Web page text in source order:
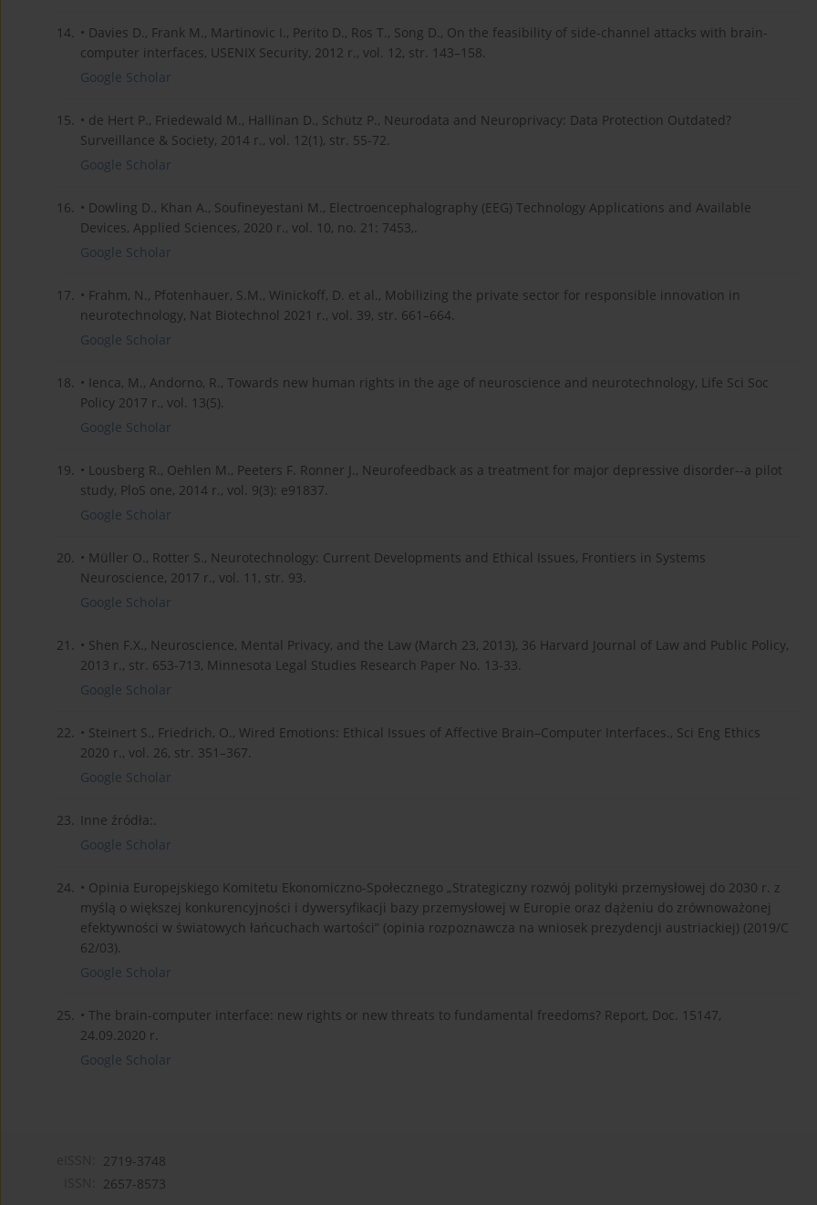
14. • Davies D., Frank M., Martinovic I., Perito D., Ros T., Song D., On the feasibility of side-channel attacks with brain-
computer interfaces, USENIX Security, 2012 r., vol. 12, str. 143–158.
Google Scholar
15. • de Hert P., Friedewald M., Hallinan D., Schütz P., Neurodata and Neuroprivacy: Data Protection Outdated?
Surveillance & Society, 2014 r., vol. 12(1), str. 55-72.
Google Scholar
16. • Dowling D., Khan A., Soufineyestani M., Electroencephalography (EEG) Technology Applications and Available
Devices, Applied Sciences, 2020 r., vol. 10, no. 21: 7453,.
Google Scholar
17. • Frahm, N., Pfotenhauer, S.M., Winickoff, D. et al., Mobilizing the private sector for responsible innovation in
neurotechnology, Nat Biotechnol 2021 r., vol. 39, str. 661–664.
Google Scholar
18. • Ienca, M., Andorno, R., Towards new human rights in the age of neuroscience and neurotechnology, Life Sci Soc
Policy 2017 r., vol. 13(5).
Google Scholar
19. • Lousberg R., Oehlen M., Peeters F. Ronner J., Neurofeedback as a treatment for major depressive disorder--a pilot
study, PloS one, 2014 r., vol. 9(3): e91837.
Google Scholar
20. • Müller O., Rotter S., Neurotechnology: Current Developments and Ethical Issues, Frontiers in Systems
Neuroscience, 2017 r., vol. 11, str. 93.
Google Scholar
21. • Shen F.X., Neuroscience, Mental Privacy, and the Law (March 23, 2013), 36 Harvard Journal of Law and Public Policy,
2013 r., str. 653-713, Minnesota Legal Studies Research Paper No. 13-33.
Google Scholar
22. • Steinert S., Friedrich, O., Wired Emotions: Ethical Issues of Affective Brain–Computer Interfaces., Sci Eng Ethics
2020 r., vol. 26, str. 351–367.
Google Scholar
23.
Inne źródła:.
Google Scholar
24. • Opinia Europejskiego Komitetu Ekonomiczno-Społecznego „Strategiczny rozwój polityki przemysłowej do 2030 r. z
myślą o większej konkurencyjności i dywersyfikacji bazy przemysłowej w Europie oraz dążeniu do zrównoważonej
efektywności w światowych łańcuchach wartości” (opinia rozpoznawcza na wniosek prezydencji austriackiej) (2019/C
62/03).
Google Scholar
25. • The brain-computer interface: new rights or new threats to fundamental freedoms? Report, Doc. 15147,
24.09.2020 r.
Google Scholar
2719-3748
2657-8573